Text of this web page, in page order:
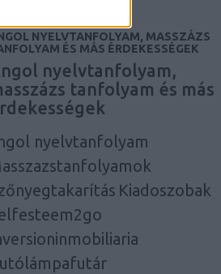
NYELVTANFOLYAM, MASSZÁZS
ÉS MÁS ÉRDEKESSÉGEK
nyelvtanfolyam,
tanfolyam és más
nyelvtanfolyam
Kiadoszobak